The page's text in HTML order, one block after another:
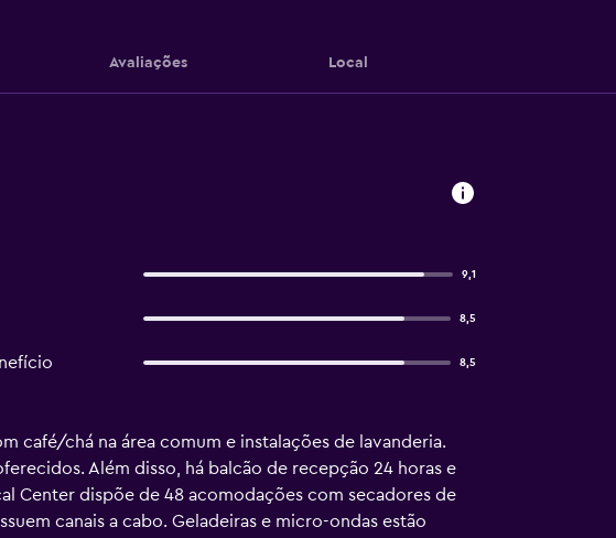
Avaliações Local
9,1
8,5
8,5
café/chá na área comum e instalações de lavanderia.
Além disso, há balcão de recepção 24 horas e
Center dispõe de 48 acomodações com secadores de
canais a cabo. Geladeiras e micro-ondas estão